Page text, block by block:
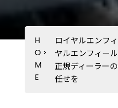
H
O
M
E
>
ロイヤルエンフ
ヤルエンフィー
正規ディーラー
任せを